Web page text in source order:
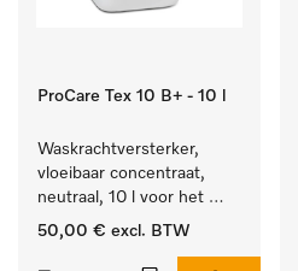
ProCare Tex 10 B+ - 10 l
Waskrachtversterker,
vloeibaar concentraat,
neutraal, 10 l voor het
effectief verwijderen van
50,00 € excl. BTW